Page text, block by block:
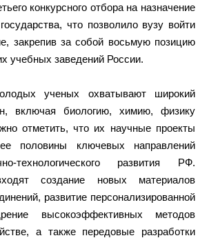
конкурсного отбора на назначение
что позволило вузу войти
закрепив за собой восьмую позицию
учебных заведений России.
ученых охватывают широкий
включая биологию, химию, физику
отметить, что их научные проекты
половины ключевых направлений
технологического развития РФ.
создание новых материалов
развитие персонализированной
высокоэффективных методов
а также передовые разработки